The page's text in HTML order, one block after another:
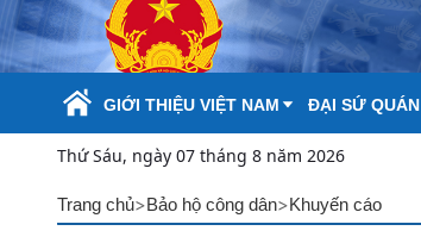
Skip to Main Content
GIỚI THIỆU VIỆT NAM ĐẠI SỨ QUÁN
Thứ Sáu, ngày 07 tháng 8 năm 2026
Trang chủ>Bảo hộ công dân>Khuyến cáo